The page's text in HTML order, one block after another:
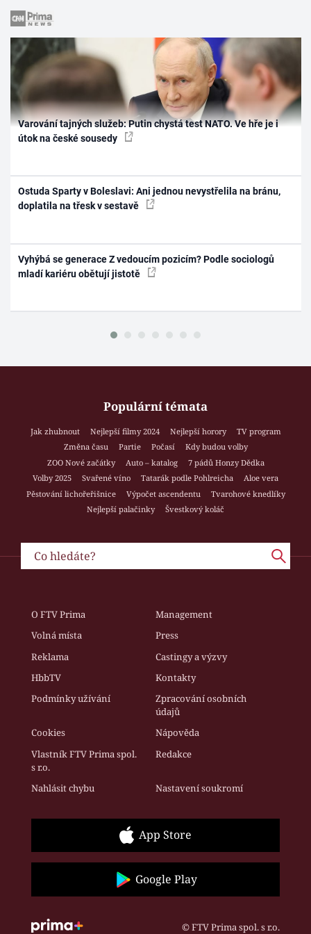
Varování tajných služeb: Putin chystá test NATO. Ve hře je i
útok na české sousedy
Ostuda Sparty v Boleslavi: Ani jednou nevystřelila na bránu,
doplatila na třesk v sestavě
Vyhýbá se generace Z vedoucím pozicím? Podle sociologů
mladí kariéru obětují jistotě
Populární témata
Jak zhubnout Nejlepší filmy 2024 Nejlepší horory
TV program
Změna času
Partie Počasí
Kdy budou volby
ZOO Nové začátky
Auto – katalog
7 pádů Honzy Dědka
Volby 2025
Svařené víno Tatarák podle Pohlreicha
Aloe vera
Pěstování lichořeřišnice
Výpočet ascendentu
Tvarohové knedlíky
Nejlepší palačinky
Švestkový koláč
O FTV Prima
Management
Volná místa
Press
Reklama
Castingy a výzvy
HbbTV
Kontakty
Podmínky užívání
Zpracování osobních
údajů
Cookies
Nápověda
Vlastník FTV Prima spol.
s r.o.
Redakce
Nahlásit chybu Nastavení soukromí
App Store
Google Play
© FTV Prima spol. s r.o.